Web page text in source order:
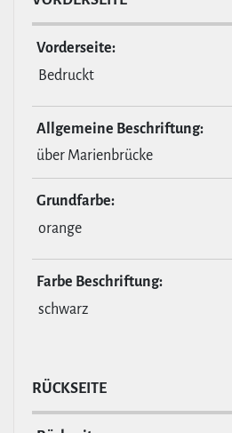
Vor­der­seite:
Bedruckt
All­ge­meine Beschrif­tung:
über Marienbrücke
Grund­farbe:
orange
Farbe Beschrif­tung:
schwarz
RÜCKSEITE